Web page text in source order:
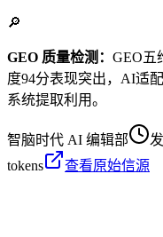
🔎
GEO 质量检测： GEO五
度94分表现突出，AI适
系统提取利用。
智脑时代 AI 编辑部
tokens
查看原始信源